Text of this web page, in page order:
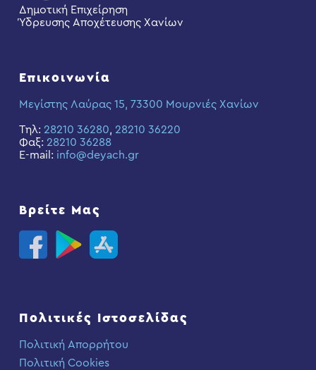
Δημοτική Επιχείρηση
Ύδρευσης Αποχέτευσης Χανίων
Επικοινωνία
Μεγίστης Λαύρας 15, 73300 Μουρνιές Χανίων
Τηλ: 28210 36280, 28210 36220
Φαξ: 28210 36288
E-mail: info@deyach.gr
Βρείτε Μας
Πολιτικές Ιστοσελίδας
Πολιτική Απορρήτου
Πολιτική Cookies